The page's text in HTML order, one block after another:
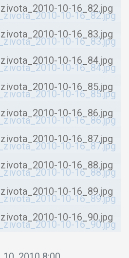
10-16_82.jpg
10-16_83.jpg
10-16_84.jpg
10-16_85.jpg
10-16_86.jpg
10-16_87.jpg
10-16_88.jpg
10-16_89.jpg
10-16_90.jpg